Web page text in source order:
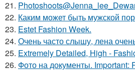
21.
22. Каким может быть мужской
23. Estet Fashion Week.
24. Очень часто слышу, лена
25. Extremely Detailed, High -
26. Фото на документы. Important: